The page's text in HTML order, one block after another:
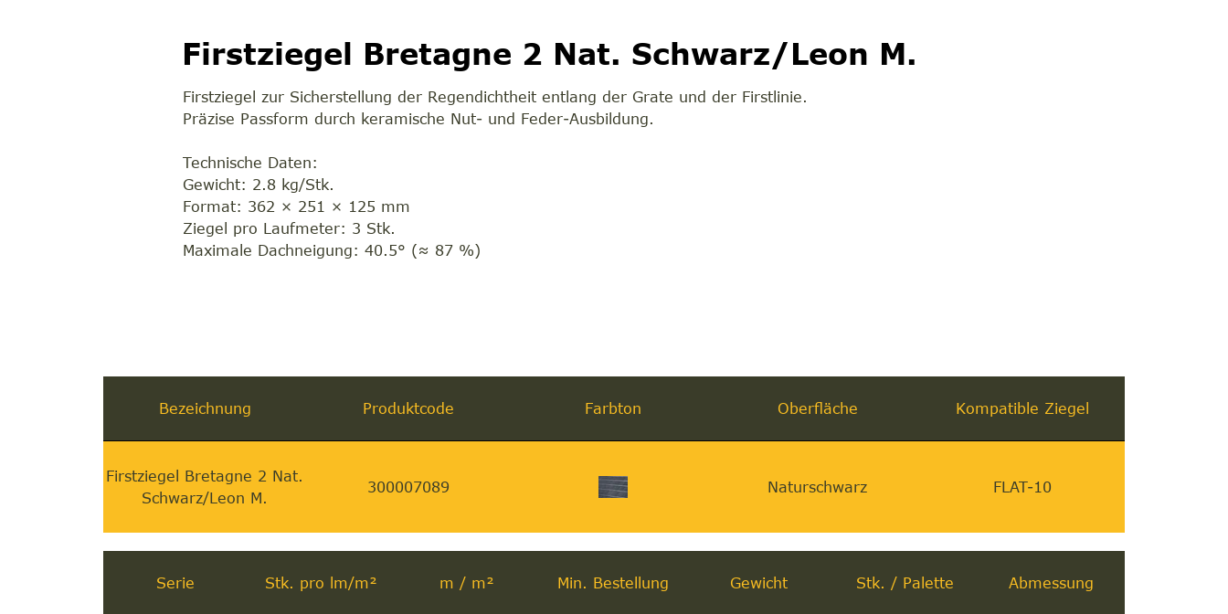
Firstziegel Bretagne 2 Nat. Schwarz/Leon M.
Firstziegel zur Sicherstellung der Regendichtheit entlang der Grate und der Firstlinie.
Präzise Passform durch keramische Nut- und Feder-Ausbildung.
Technische Daten:
Gewicht: 2.8 kg/Stk.
Format: 362 × 251 × 125 mm
Ziegel pro Laufmeter: 3 Stk.
Maximale Dachneigung: 40.5° (≈ 87 %)
Bezeichnung Produktcode Farbton Oberfläche Kompatible Ziegel
Firstziegel Bretagne 2 Nat.
Schwarz/Leon M.
300007089 Naturschwarz FLAT-10
Serie Stk. pro lm/m² m / m² Min. Bestellung Gewicht Stk. / Palette Abmessung